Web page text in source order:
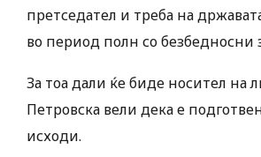
претседател и треба на
во период полн со безбедносни
За тоа дали ќе биде носител на
Петровска вели дека е
исходи.